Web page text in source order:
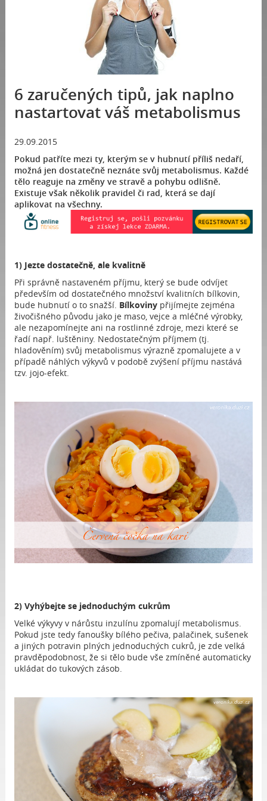
6 zaručených tipů, jak naplno
nastartovat váš metabolismus
29.09.2015
Pokud patříte mezi ty, kterým se v hubnutí příliš nedaří,
možná jen dostatečně neznáte svůj metabolismus. Každé
tělo reaguje na změny ve stravě a pohybu odlišně.
Existuje však několik pravidel či rad, která se dají
aplikovat na všechny.
1) Jezte dostatečně, ale kvalitně
Při správně nastaveném příjmu, který se bude odvíjet
především od dostatečného množství kvalitních bílkovin,
bude hubnutí o to snažší. Bílkovinypřijímejte zejména
živočišného původu jako je maso, vejce a mléčné výrobky,
ale nezapomínejte ani na rostlinné zdroje, mezi které se
řadí např. luštěniny. Nedostatečným příjmem (tj.
hladověním) svůj metabolismus výrazně zpomalujete a v
případě náhlých výkyvů v podobě zvýšení příjmu nastává
tzv. jojo-efekt.
2) Vyhýbejte se jednoduchým cukrům
Velké výkyvy v nárůstu inzulínu zpomalují metabolismus.
Pokud jste tedy fanoušky bílého pečiva, palačinek, sušenek
a jiných potravin plných jednoduchých cukrů, je zde velká
pravděpodobnost, že si tělo bude vše zmíněné automaticky
ukládat do tukových zásob.